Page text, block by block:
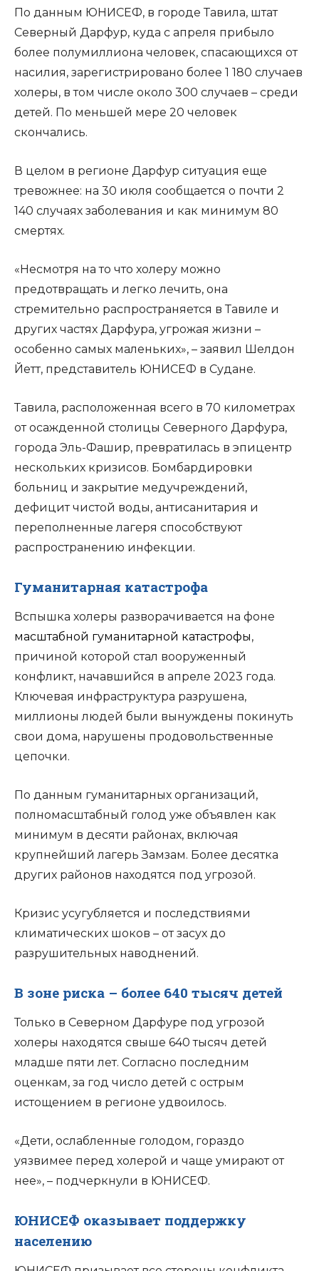
По данным ЮНИСЕФ, в городе Тавила, штат
Северный Дарфур, куда с апреля прибыло
более полумиллиона человек, спасающихся от
насилия, зарегистрировано более 1 180 случаев
холеры, в том числе около 300 случаев – среди
детей. По меньшей мере 20 человек
скончались.
В целом в регионе Дарфур ситуация еще
тревожнее: на 30 июля сообщается о почти 2
140 случаях заболевания и как минимум 80
смертях.
«Несмотря на то что холеру можно
предотвращать и легко лечить, она
стремительно распространяется в Тавиле и
других частях Дарфура, угрожая жизни –
особенно самых маленьких», – заявил Шелдон
Йетт, представитель ЮНИСЕФ в Судане.
Тавила, расположенная всего в 70 километрах
от осажденной столицы Северного Дарфура,
города Эль-Фашир, превратилась в эпицентр
нескольких кризисов. Бомбардировки
больниц и закрытие медучреждений,
дефицит чистой воды, антисанитария и
переполненные лагеря способствуют
распространению инфекции.
Гуманитарная катастрофа
Вспышка холеры разворачивается на фоне
масштабной гуманитарной катастрофы,
причиной которой стал вооруженный
конфликт, начавшийся в апреле 2023 года.
Ключевая инфраструктура разрушена,
миллионы людей были вынуждены покинуть
свои дома, нарушены продовольственные
цепочки.
По данным гуманитарных организаций,
полномасштабный голод уже объявлен как
минимум в десяти районах, включая
крупнейший лагерь Замзам. Более десятка
других районов находятся под угрозой.
Кризис усугубляется и последствиями
климатических шоков – от засух до
разрушительных наводнений.
В зоне риска – более 640 тысяч детей
Только в Северном Дарфуре под угрозой
холеры находятся свыше 640 тысяч детей
младше пяти лет. Согласно последним
оценкам, за год число детей с острым
истощением в регионе удвоилось.
«Дети, ослабленные голодом, гораздо
уязвимее перед холерой и чаще умирают от
нее», – подчеркнули в ЮНИСЕФ.
ЮНИСЕФ оказывает поддержку
населению